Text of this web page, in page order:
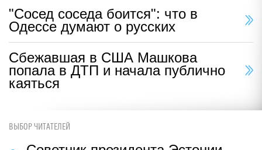
"Сосед соседа боится": что в
Одессе думают о русских
Сбежавшая в США Машкова
попала в ДТП и начала публично
каяться
ВЫБОР ЧИТАТЕЛЕЙ